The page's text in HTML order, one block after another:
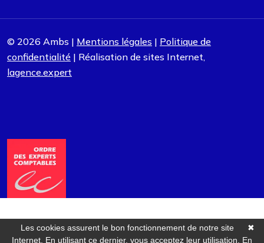
© 2026 Ambs | Mentions légales | Politique de
confidentialité | Réalisation de sites Internet,
lagence.expert
✖
Les cookies assurent le bon fonctionnement de notre site
Internet. En utilisant ce dernier, vous acceptez leur utilisation. En